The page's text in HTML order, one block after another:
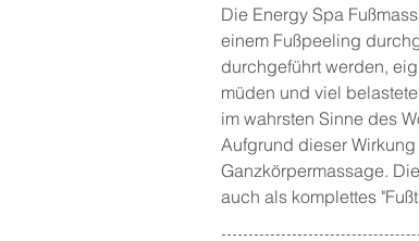
Die Energy Spa
einem Fußpeeling
durchgeführt werden,
müden und viel
im wahrsten Sinne des
Aufgrund dieser
Ganzkörpermassage.
auch als komplettes